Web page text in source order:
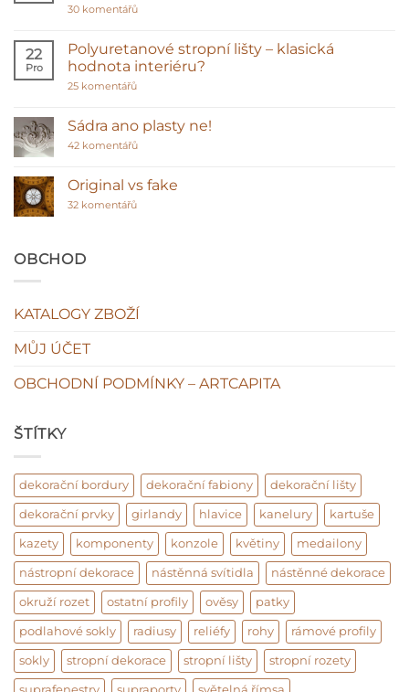
30 komentářůu
názvem
Proč
vybírat
22
Pro
Polyuretanové stropní lišty – klasická
hodnota interiéru?
25 komentářůu
názvem
Polyuretanové
stropní
klasická
hodnota
interiéru?
Sádra ano plasty ne!
42 komentářůu
názvem
Sádra
Original vs fake
32 komentářůu
OBCHOD
KATALOGY ZBOŽÍ
MŮJ ÚČET
OBCHODNÍ PODMÍNKY – ARTCAPITA
ŠTÍTKY
dekorační bordury dekorační fabiony dekorační lišty
dekorační prvky girlandy hlavice kanelury kartuše
kazety komponenty konzole květiny medailony
nástropní dekorace nástěnná svítidla nástěnné dekorace
okruží rozet ostatní profily ověsy patky
podlahové sokly radiusy reliéfy rohy rámové profily
sokly stropní dekorace stropní lišty stropní rozety